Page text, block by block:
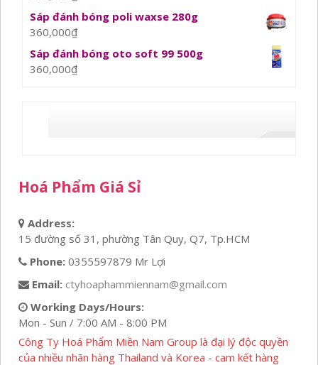
Sáp đánh bóng poli waxse 280g
360,000₫
Sáp đánh bóng oto soft 99 500g
360,000₫
Hoá Phẩm Giá Sỉ
Address:
15 đường số 31, phường Tân Quy, Q7, Tp.HCM
Phone: 0355597879 Mr Lợi
Email: ctyhoaphammiennam@gmail.com
Working Days/Hours:
Mon - Sun / 7:00 AM - 8:00 PM
Công Ty Hoá Phẩm Miền Nam Group là đại lý độc quyền
của nhiều nhãn hàng Thailand và Korea - cam kết hàng